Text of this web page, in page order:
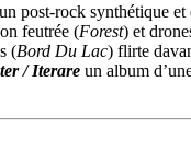
post-rock synthétique
feutrée (Forest) et
(Bord Du Lac) flirte
/ Iterare un album